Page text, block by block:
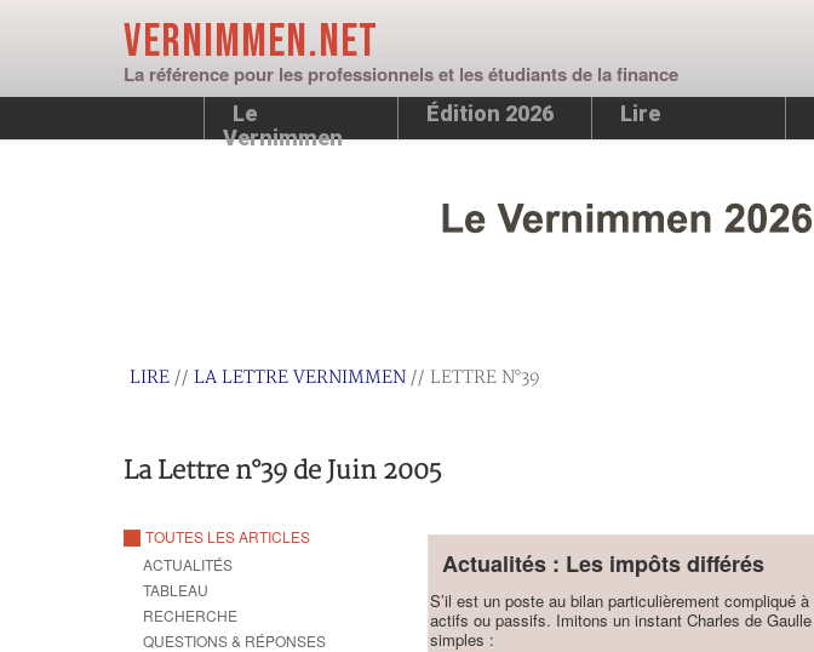
Vernimmen.net
La référence pour les professionnels et les étudiants de la finance
Le
Vernimmen
Édition 2026 Lire
LIRE // LA LETTRE VERNIMMEN // LETTRE N°39
La Lettre n°39 de Juin 2005
TOUTES LES ARTICLES
ACTUALITÉS
TABLEAU
RECHERCHE
QUESTIONS & RÉPONSES
Actualités : Les impôts différés
S’il est un poste au bilan particulièrement compliqué
actifs ou passifs. Imitons un instant Charles de
simples :